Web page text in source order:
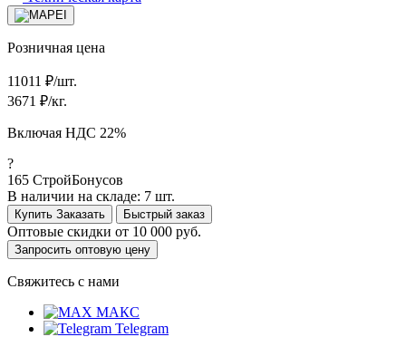
Розничная цена
11011 ₽/шт.
3671 ₽/кг.
Включая НДС 22%
?
165 СтройБонусов
В наличии на складе: 7 шт.
Купить Заказать Быстрый заказ
Оптовые скидки от 10 000 руб.
Запросить оптовую цену
Свяжитесь с нами
МАКС
Telegram